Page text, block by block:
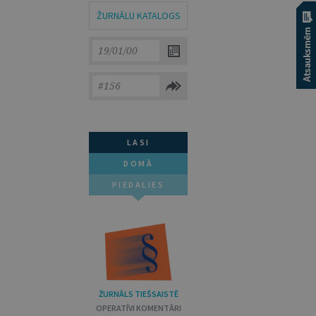
ŽURNĀLU KATALOGS
LASI
DOMĀ
PIEDALIES
ŽURNĀLS TIEŠSAISTĒ
OPERATĪVI KOMENTĀRI